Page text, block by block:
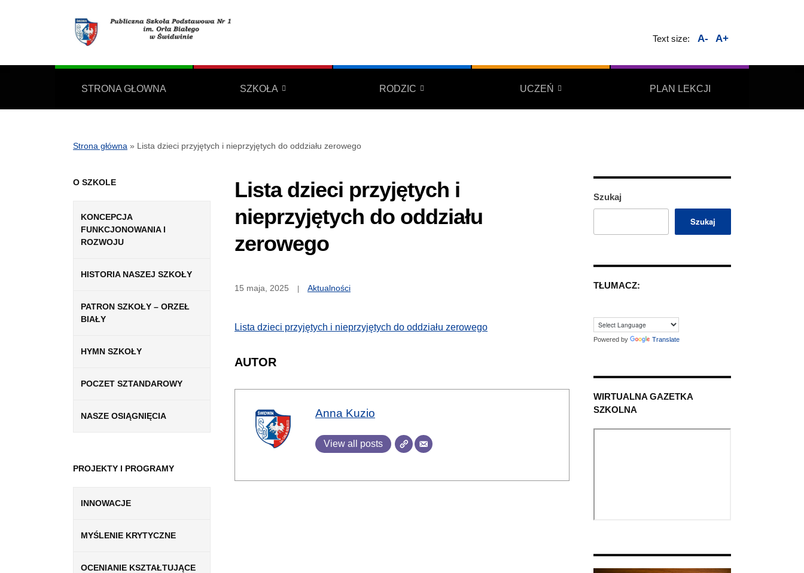
Text size: A- A+
STRONA GŁOWNA SZKOŁA RODZIC UCZEŃ PLAN LEKCJI
Strona główna » Lista dzieci przyjętych i nieprzyjętych do oddziału zerowego
O SZKOLE
KONCEPCJA
FUNKCJONOWANIA I
ROZWOJU
HISTORIA NASZEJ SZKOŁY
PATRON SZKOŁY – ORZEŁ
BIAŁY
HYMN SZKOŁY
POCZET SZTANDAROWY
NASZE OSIĄGNIĘCIA
PROJEKTY I PROGRAMY
INNOWACJE
MYŚLENIE KRYTYCZNE
OCENIANIE KSZTAŁTUJĄCE
Lista dzieci przyjętych i
nieprzyjętych do oddziału
zerowego
15 maja, 2025 Aktualności
Lista dzieci przyjętych i nieprzyjętych do oddziału zerowego
AUTOR
Anna Kuzio
View all posts
Szukaj
Szukaj
TŁUMACZ:
Powered by Translate
WIRTUALNA GAZETKA
SZKOLNA